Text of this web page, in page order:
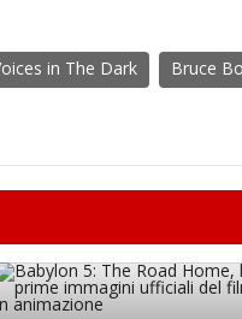
in The Dark Bruce